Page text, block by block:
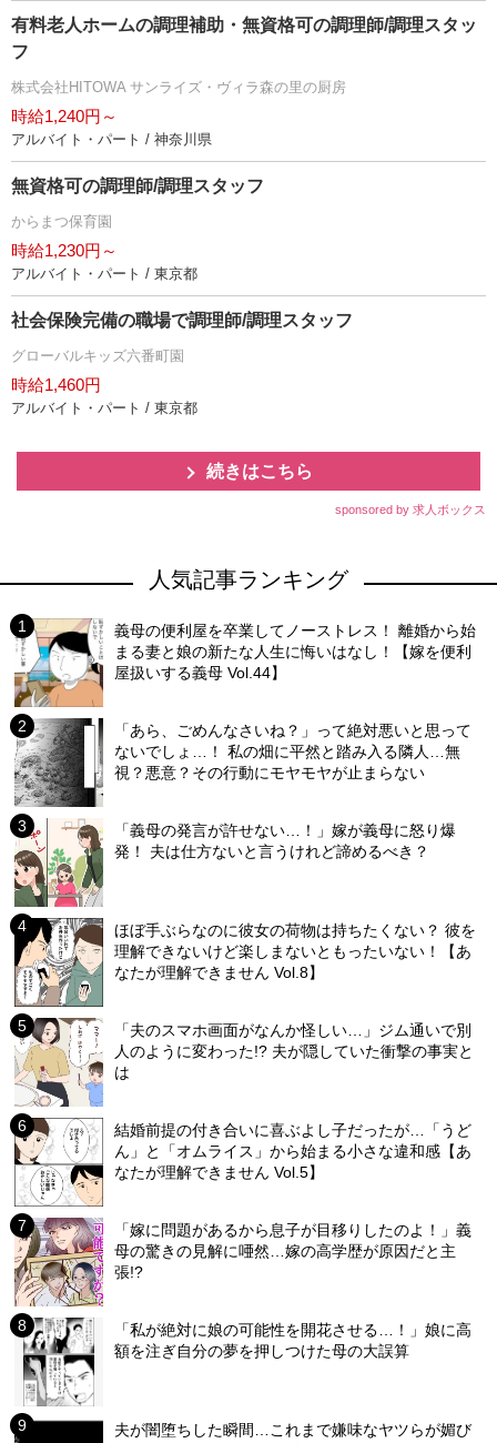
有料老人ホームの調理補助・無資格可の調理師/調理スタッ
フ
株式会社HITOWA サンライズ・ヴィラ森の里の厨房
時給1,240円～
アルバイト・パート / 神奈川県
無資格可の調理師/調理スタッフ
からまつ保育園
時給1,230円～
アルバイト・パート / 東京都
社会保険完備の職場で調理師/調理スタッフ
グローバルキッズ六番町園
時給1,460円
アルバイト・パート / 東京都
続きはこちら
sponsored by 求人ボックス
人気記事ランキング
義母の便利屋を卒業してノーストレス！ 離婚から始
まる妻と娘の新たな人生に悔いはなし！【嫁を便利
屋扱いする義母 Vol.44】
「あら、ごめんなさいね？」って絶対悪いと思って
ないでしょ…！ 私の畑に平然と踏み入る隣人…無
視？悪意？その行動にモヤモヤが止まらない
「義母の発言が許せない…！」嫁が義母に怒り爆
発！ 夫は仕方ないと言うけれど諦めるべき？
ほぼ手ぶらなのに彼女の荷物は持ちたくない？ 彼を
理解できないけど楽しまないともったいない！【あ
なたが理解できません Vol.8】
「夫のスマホ画面がなんか怪しい…」ジム通いで別
人のように変わった!? 夫が隠していた衝撃の事実と
は
結婚前提の付き合いに喜ぶよし子だったが…「うど
ん」と「オムライス」から始まる小さな違和感【あ
なたが理解できません Vol.5】
「嫁に問題があるから息子が目移りしたのよ！」義
母の驚きの見解に唖然…嫁の高学歴が原因だと主
張!?
「私が絶対に娘の可能性を開花させる…！」娘に高
額を注ぎ自分の夢を押しつけた母の大誤算
夫が闇堕ちした瞬間…これまで嫌味なヤツらが媚び